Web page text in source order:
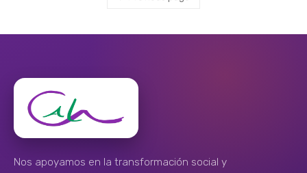
Nos apoyamos en la transformación social y